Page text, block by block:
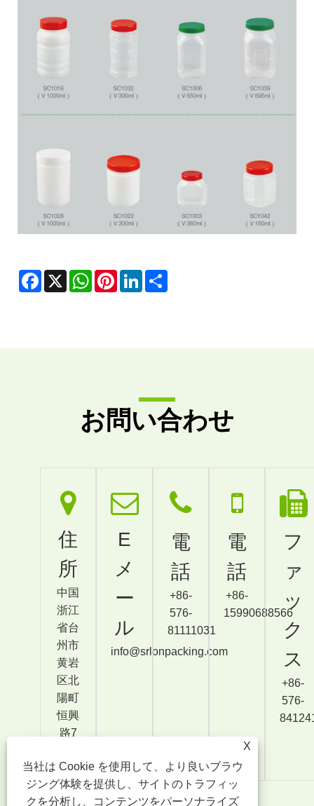
Facebook
X WhatsAppPinterestLinkedIn
X
当社は Cookie を使用して、より良いブラウ
ジング体験を提供し、サイトのトラフィッ
クを分析し、コンテンツをパーソナライズ
お問い合わせ
住
所
中国
浙江
省台
州市
黄岩
区北
陽町
恒興
路7
E
メ
ー
ル
info@srlonpacking.com
電
話
+86-
576-
81111031
電
話
+86-
15990688566
フ
ァ
ッ
ク
ス
+86-
576-